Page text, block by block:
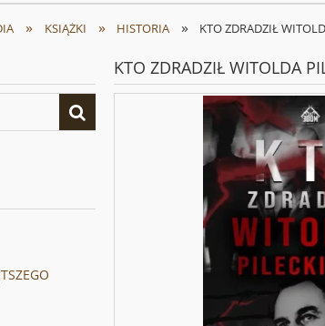
» KSIĄŻKI » HISTORIA » KTO ZDRADZIŁ
KTO ZDRADZIŁ WITOLDA